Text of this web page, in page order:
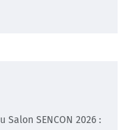
SENCON 2026 :